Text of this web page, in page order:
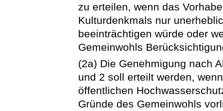
zu erteilen, wenn das
Kulturdenkmals nur
beeinträchtigen würde oder
Gemeinwohls
(2a) Die Genehmigung nach
und 2 soll erteilt werden,
öffentlichen
Gründe des Gemeinwohls